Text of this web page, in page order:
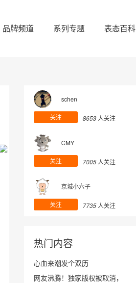
品牌频道 系列专题 表态百科
schen
8653 人关注
关注
CMY
7005 人关注
关注
京城小六子
7735 人关注
关注
热门内容
心血来潮发个双历
网友沸腾！独家版权被取消，